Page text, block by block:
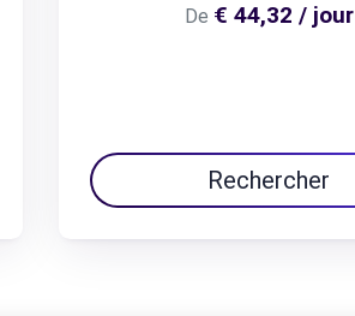
De € 44,32 / jour
Rechercher